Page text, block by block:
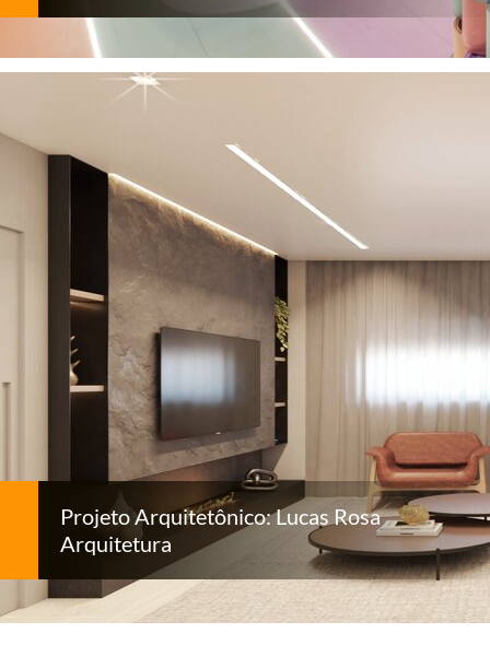
Projeto Arquitetônico: Lucas Rosa
Arquitetura